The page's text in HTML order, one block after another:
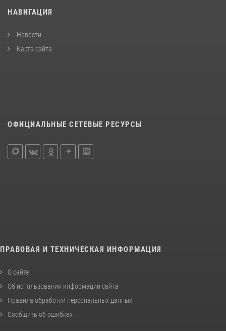
НАВИГАЦИЯ
Новости
Карта сайта
ОФИЦИАЛЬНЫЕ СЕТЕВЫЕ РЕСУРСЫ
ПРАВОВАЯ И ТЕХНИЧЕСКАЯ ИНФОРМАЦИЯ
О сайте
Об использовании информации сайта
Правила обработки персональных данных
Сообщить об ошибках